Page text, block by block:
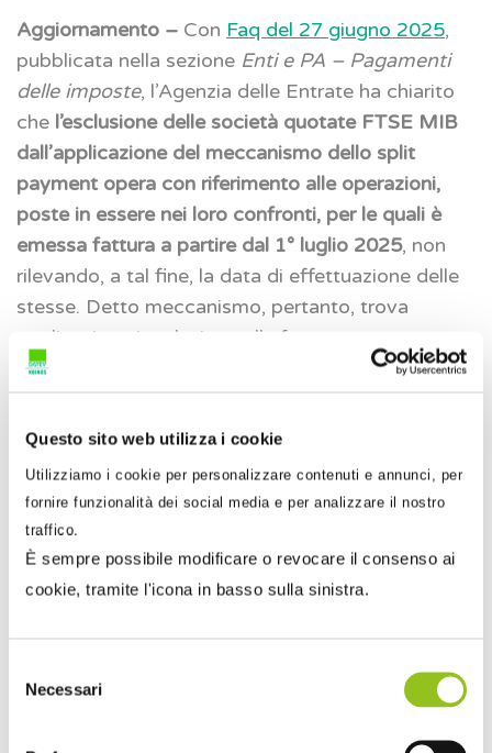
Questo sito web utilizza i cookie
Utilizziamo i cookie per personalizzare contenuti e annunci, per
fornire funzionalità dei social media e per analizzare il nostro
traffico.
È sempre possibile modificare o revocare il consenso ai
cookie, tramite l'icona in basso sulla sinistra.
delNecessari
Aggiornamento – Con Faq del 27 giugno 2025,
pubblicata nella sezione Enti e PA – Pagamenti
delle imposte, l’Agenzia delle Entrate ha chiarito
che l’esclusione delle società quotate FTSE MIB
dall’applicazione del meccanismo dello split
payment opera con riferimento alle operazioni,
poste in essere nei loro confronti, per le quali è
emessa fattura a partire dal 1° luglio 2025, non
rilevando, a tal fine, la data di effettuazione delle
stesse. Detto meccanismo, pertanto, trova
applicazione in relazione alle fatture emesse entro
il 30 giugno 2025. L’Agenzia ricorda inoltre che,
ha per emessa quando questa risulta trasmessa al
L’intervento normativo rappresenta una
semplificazione per i fornitori di tali soggetti, che
non saranno più tenuti ad applicare le regole
particolari del meccanismo di “scissione dei
derivanti dal mancato versamento dell’imposta da
parte del committente.